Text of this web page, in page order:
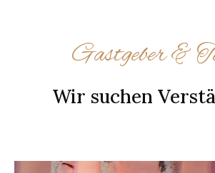
Gastgeber &
Wir suchen